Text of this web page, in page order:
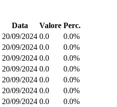
Data Valore Perc.
20/09/2024 0.0
0.0%
20/09/2024 0.0
0.0%
20/09/2024 0.0
0.0%
20/09/2024 0.0
0.0%
20/09/2024 0.0
0.0%
20/09/2024 0.0
0.0%
20/09/2024 0.0
0.0%